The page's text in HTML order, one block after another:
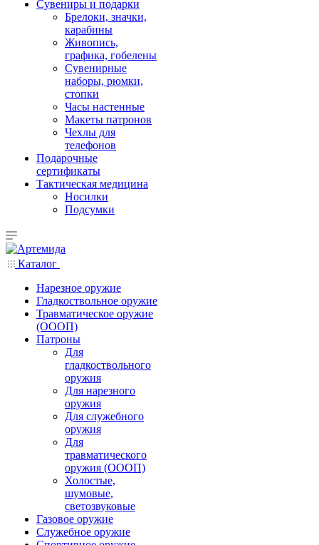
Сувениры и подарки
Брелоки, значки,
карабины
Живопись,
графика, гобелены
Сувенирные
наборы, рюмки,
стопки
Часы настенные
Макеты патронов
Чехлы для
телефонов
Подарочные
сертификаты
Тактическая медицина
Носилки
Подсумки
Каталог
Нарезное оружие
Гладкоствольное оружие
Травматическое оружие
(ОООП)
Патроны
Для
гладкоствольного
оружия
Для нарезного
оружия
Для служебного
оружия
Для
травматического
оружия (ОООП)
Холостые,
шумовые,
светозвуковые
Газовое оружие
Служебное оружие